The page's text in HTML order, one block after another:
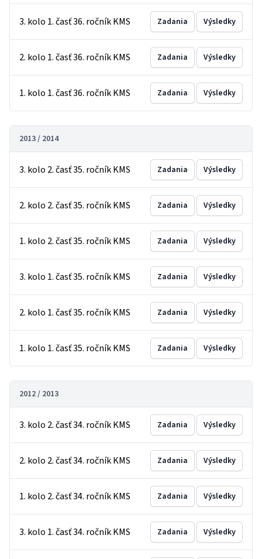
3. kolo 1. časť 36. ročník KMS Zadania Výsledky
2. kolo 1. časť 36. ročník KMS Zadania Výsledky
1. kolo 1. časť 36. ročník KMS Zadania Výsledky
2013 / 2014
3. kolo 2. časť 35. ročník KMS Zadania Výsledky
2. kolo 2. časť 35. ročník KMS Zadania Výsledky
1. kolo 2. časť 35. ročník KMS Zadania Výsledky
3. kolo 1. časť 35. ročník KMS Zadania Výsledky
2. kolo 1. časť 35. ročník KMS Zadania Výsledky
1. kolo 1. časť 35. ročník KMS Zadania Výsledky
2012 / 2013
3. kolo 2. časť 34. ročník KMS Zadania Výsledky
2. kolo 2. časť 34. ročník KMS Zadania Výsledky
1. kolo 2. časť 34. ročník KMS Zadania Výsledky
3. kolo 1. časť 34. ročník KMS Zadania Výsledky